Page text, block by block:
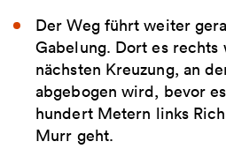
Der Weg führt weiter
Gabelung. Dort es rechts
nächsten Kreuzung, an
abgebogen wird, bevor
hundert Metern links
Murr geht.